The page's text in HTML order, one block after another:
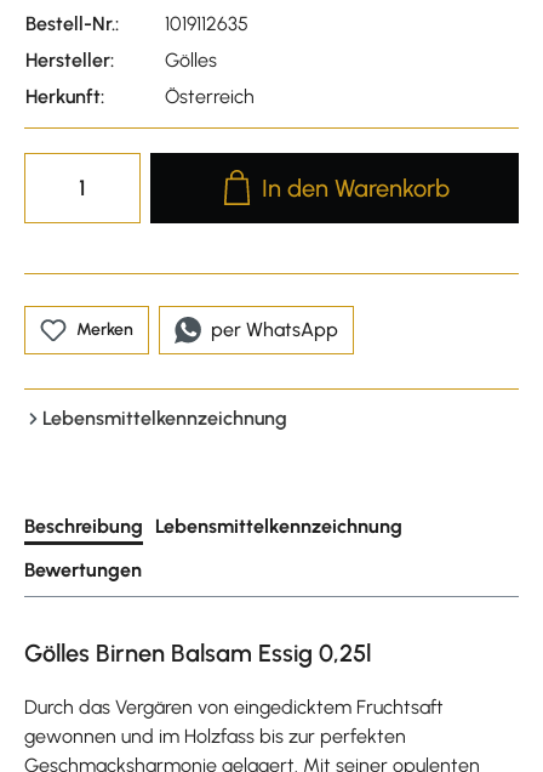
Bestell-Nr.:
1019112635
Hersteller:
Gölles
Herkunft:
Österreich
Produkt Anzahl: Gib den
In den Warenkorb
Merken per WhatsApp
Lebensmittelkennzeichnung
Beschreibung
Lebensmittelkennzeichnung
Bewertungen
Gölles Birnen Balsam Essig 0,25l
Durch das Vergären von eingedicktem Fruchtsaft
gewonnen und im Holzfass bis zur perfekten
Geschmacksharmonie gelagert. Mit seiner opulenten